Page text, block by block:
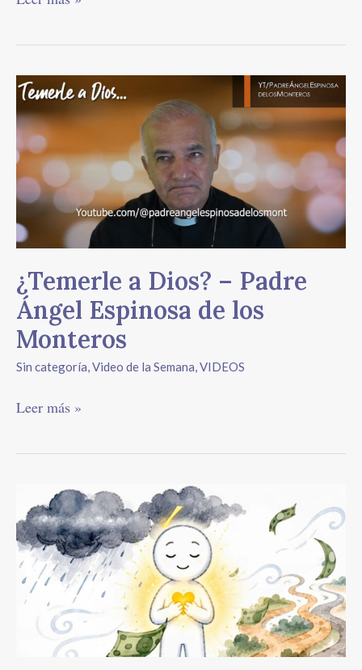
¿Temerle a Dios? – Padre
Ángel Espinosa de los
Monteros
Sin categoría,Video de la Semana,VIDEOS
¿Temerle
Dios?
Padre
Ángel
Espinosa
de
los
Leer más »
Reconocer
Cuando
Dios
Te
Está
Hablando